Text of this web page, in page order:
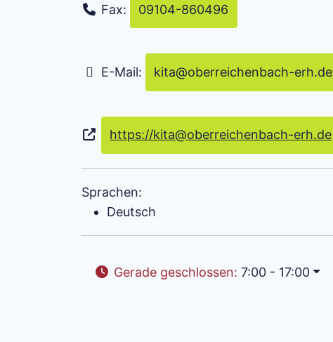
Fax: 09104-860496
E-Mail: kita@oberreichenbach-erh.de
https://kita@oberreichenbach-erh.de
Sprachen:
Deutsch
Gerade geschlossen: 7:00 - 17:00